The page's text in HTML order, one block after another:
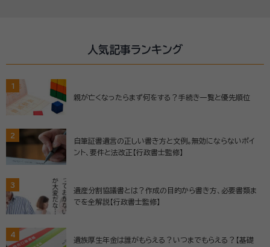
人気記事ランキング
1
親が亡くなったらまず何をする？手続き一覧と優先順位
2
自筆証書遺言の正しい書き方と文例。無効にならないポイ
ント、要件と法改正【行政書士監修】
3
遺産分割協議書とは？作成の目的から書き方、必要書類ま
でを全解説【行政書士監修】
4
遺族厚生年金は誰がもらえる？いつまでもらえる？【基礎